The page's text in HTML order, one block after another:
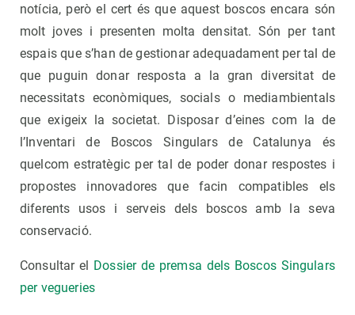
notícia, però el cert és que aquest boscos encara són
molt joves i presenten molta densitat. Són per tant
espais que s’han de gestionar adequadament per tal de
que puguin donar resposta a la gran diversitat de
necessitats econòmiques, socials o mediambientals
que exigeix la societat. Disposar d’eines com la de
l’Inventari de Boscos Singulars de Catalunya és
quelcom estratègic per tal de poder donar respostes i
propostes innovadores que facin compatibles els
diferents usos i serveis dels boscos amb la seva
conservació.
Consultar el Dossier de premsa dels Boscos Singulars
per vegueries